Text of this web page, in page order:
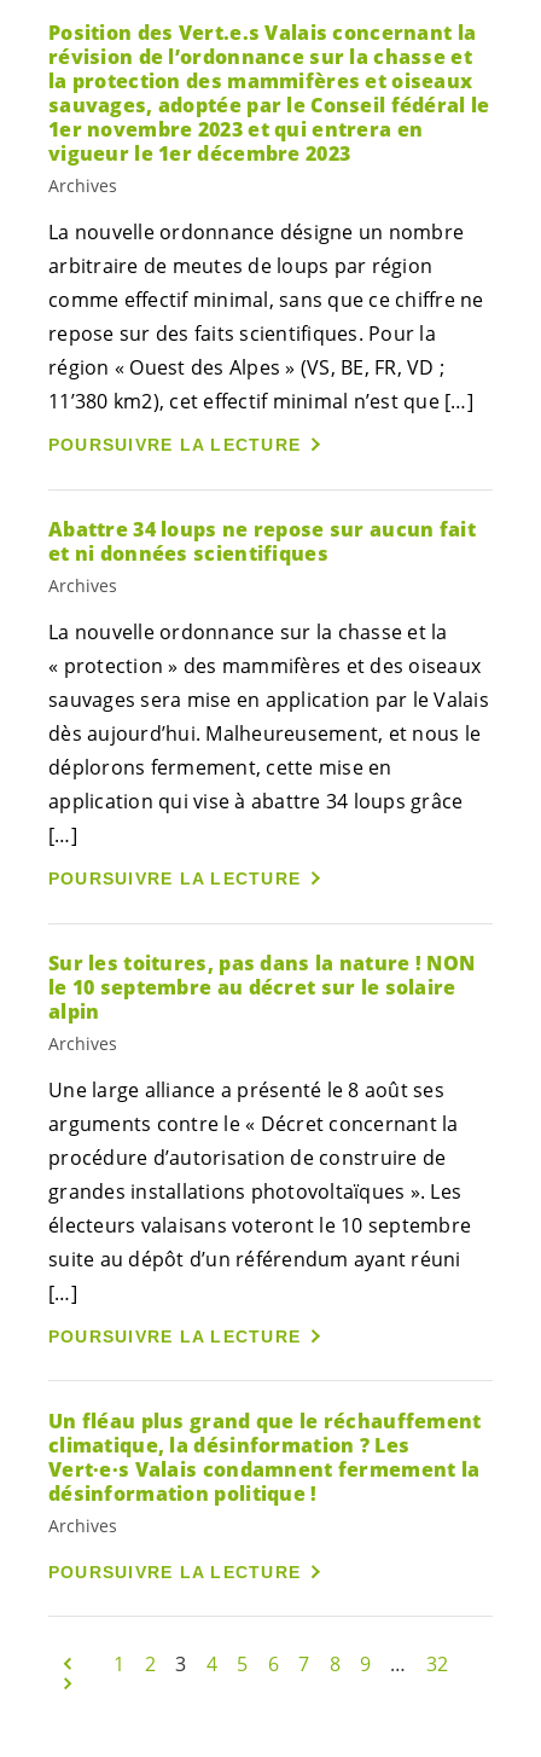
Position des Vert.e.s Valais concernant la
révision de l’ordonnance sur la chasse et
la protection des mammifères et oiseaux
sauvages, adoptée par le Conseil fédéral le
1er novembre 2023 et qui entrera en
vigueur le 1er décembre 2023
Archives
La nouvelle ordonnance désigne un nombre
arbitraire de meutes de loups par région
comme effectif minimal, sans que ce chiffre ne
repose sur des faits scientifiques. Pour la
région « Ouest des Alpes » (VS, BE, FR, VD ;
11’380 km2), cet effectif minimal n’est que […]
POURSUIVRE LA LECTURE
Abattre 34 loups ne repose sur aucun fait
et ni données scientifiques
Archives
La nouvelle ordonnance sur la chasse et la
« protection » des mammifères et des oiseaux
sauvages sera mise en application par le Valais
dès aujourd’hui. Malheureusement, et nous le
déplorons fermement, cette mise en
application qui vise à abattre 34 loups grâce
[…]
POURSUIVRE LA LECTURE
Sur les toitures, pas dans la nature ! NON
le 10 septembre au décret sur le solaire
alpin
Archives
Une large alliance a présenté le 8 août ses
arguments contre le « Décret concernant la
procédure d’autorisation de construire de
grandes installations photovoltaïques ». Les
électeurs valaisans voteront le 10 septembre
suite au dépôt d’un référendum ayant réuni
[…]
POURSUIVRE LA LECTURE
Un fléau plus grand que le réchauffement
climatique, la désinformation ? Les
Vert·e·s Valais condamnent fermement la
désinformation politique !
Archives
POURSUIVRE LA LECTURE
1 2 3 4 5 6 7 8 9 … 32